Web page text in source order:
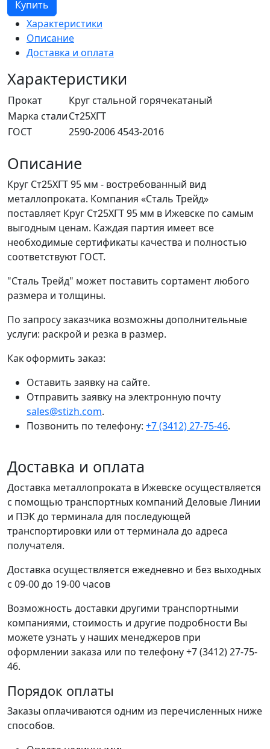
Купить
Характеристики
Описание
Доставка и оплата
Характеристики
Прокат
Круг стальной горячекатаный
Марка сталиСт25ХГТ
ГОСТ
2590-2006 4543-2016
Описание
Круг Ст25ХГТ 95 мм - востребованный вид
металлопроката. Компания «Сталь Трейд»
поставляет Круг Ст25ХГТ 95 мм в Ижевске по самым
выгодным ценам. Каждая партия имеет все
необходимые сертификаты качества и полностью
соответствуют ГОСТ.
"Сталь Трейд" может поставить сортамент любого
размера и толщины.
По запросу заказчика возможны дополнительные
услуги: раскрой и резка в размер.
Как оформить заказ:
Оставить заявку на сайте.
Отправить заявку на электронную почту
sales@stizh.com.
Позвонить по телефону: +7 (3412) 27-75-46.
Доставка и оплата
Доставка металлопроката в Ижевске осуществляется
с помощью транспортных компаний Деловые Линии
и ПЭК до терминала для последующей
транспортировки или от терминала до адреса
получателя.
Доставка осуществляется ежедневно и без выходных
с 09-00 до 19-00 часов
Возможность доставки другими транспортными
компаниями, стоимость и другие подробности Вы
можете узнать у наших менеджеров при
оформлении заказа или по телефону +7 (3412) 27-75-
46.
Порядок оплаты
Заказы оплачиваются одним из перечисленных ниже
способов.